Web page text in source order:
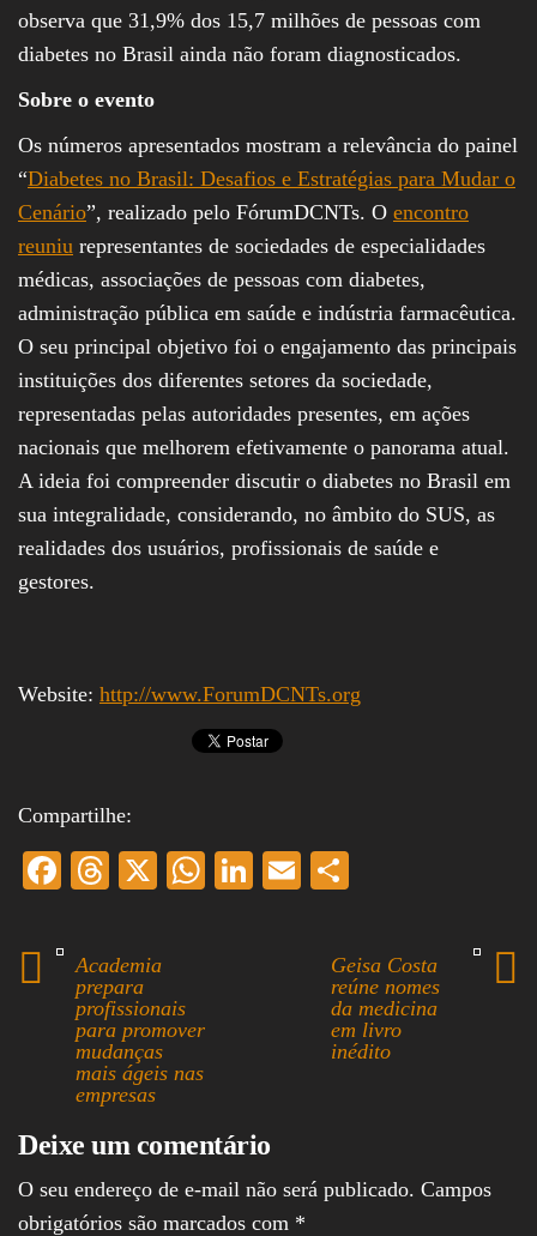
observa que 31,9% dos 15,7 milhões de pessoas com
diabetes no Brasil ainda não foram diagnosticados.
Sobre o evento
Os números apresentados mostram a relevância do painel
“Diabetes no Brasil: Desafios e Estratégias para Mudar o
Cenário”, realizado pelo FórumDCNTs. O encontro
reuniu representantes de sociedades de especialidades
médicas, associações de pessoas com diabetes,
administração pública em saúde e indústria farmacêutica.
O seu principal objetivo foi o engajamento das principais
instituições dos diferentes setores da sociedade,
representadas pelas autoridades presentes, em ações
nacionais que melhorem efetivamente o panorama atual.
A ideia foi compreender discutir o diabetes no Brasil em
sua integralidade, considerando, no âmbito do SUS, as
realidades dos usuários, profissionais de saúde e
gestores.
Website: http://www.ForumDCNTs.org
Compartilhe:
Fa
bo
ok
T
ea
ds
X
W
Li
E
ail re
Academia
prepara
profissionais
para promover
mudanças
mais ágeis nas
empresas
Geisa Costa
reúne nomes
da medicina
em livro
inédito
Deixe um comentário
O seu endereço de e-mail não será publicado. Campos
obrigatórios são marcados com *